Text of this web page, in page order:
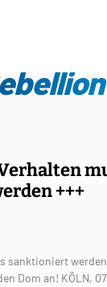
+++
sanktioniert
Dom an! KÖLN,